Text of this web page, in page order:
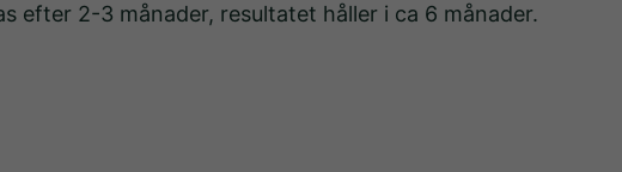
efter 2-3 månader, resultatet håller i ca 6 månader.